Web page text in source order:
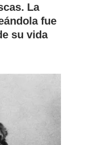
La
fue
su vida